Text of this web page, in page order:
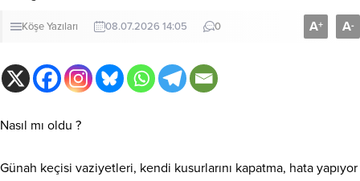
Köşe Yazıları 08.07.2026 14:05 0 A+ A-
Nasıl mı oldu ?
Günah keçisi vaziyetleri, kendi kusurlarını kapatma, hata yapıyor